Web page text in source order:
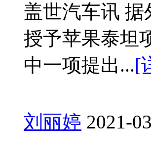
盖世汽车讯
授予苹果泰坦
中一项提出...[
刘丽婷 2021-